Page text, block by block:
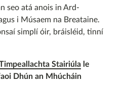
seo atá anois in Ard-
i Músaem na Breataine.
simplí óir, bráisléid, tinní
Stairiúla le
Dhún an Mhúcháin